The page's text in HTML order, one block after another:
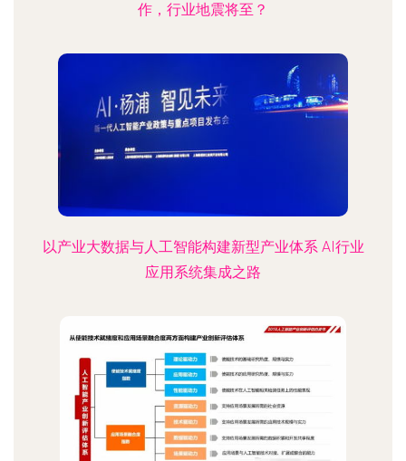
作，行业地震将至？
以产业大数据与人工智能构建新型产业体系 AI行业
应用系统集成之路